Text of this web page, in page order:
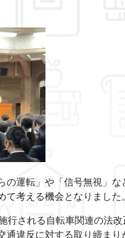
の運転」や「信号無視」
考える機会となりました。
される自転車関連の法改
通違反に対する取り締ま